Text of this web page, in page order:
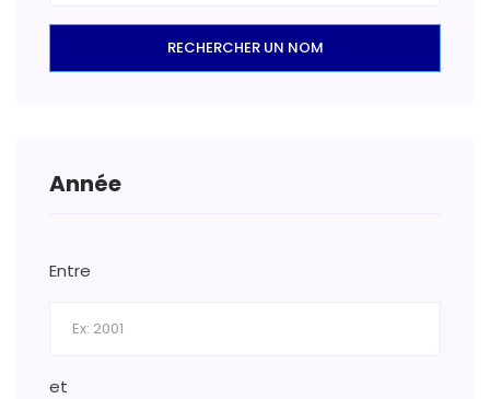
RECHERCHER UN NOM
Année
Entre
et